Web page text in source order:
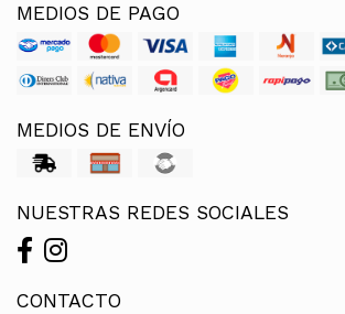
MEDIOS DE PAGO
MEDIOS DE ENVÍO
NUESTRAS REDES SOCIALES
CONTACTO